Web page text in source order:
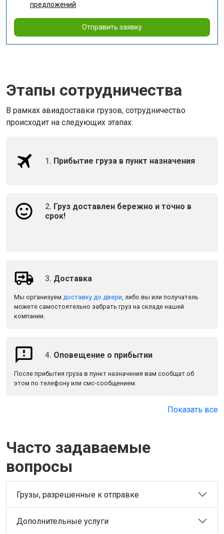
предложений
Отправить заявку
Этапы сотрудничества
В рамках авиадоставки грузов, сотрудничество
происходит на следующих этапах:
1. Прибытие груза в пункт назначения
2. Груз доставлен бережно и точно в
срок!
3. Доставка
Мы организуем доставку до двери, либо вы или получатель
можете самостоятельно забрать груз на складе нашей
компании.
4. Оповещение о прибытии
После прибытия груза в пункт назначения вам сообщат об
этом по телефону или смс-сообщением.
Показать все
Часто задаваемые
вопросы
Грузы, разрешенные к отправке
Дополнительные услуги